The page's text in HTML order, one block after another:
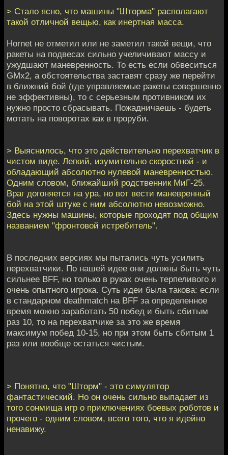
> Стало ясно, что машины "Шторма" располагают
такой отличной вещью, как инертная масса.
Hornet не отметил или не заметил такой вещи, что
ракеты на подвесах сильно учеличивают массу и
ужудшают маневренность. То есть если обвеситься
GMx2, а обстоятельства заставят сразу же перейти
в ближний бой (где управляемые ракеты совершенно
не эффективны), то с серьезным противником их
нужно просто сбрасывать. Пожадничаешь - будеть
мотать на поворотах как в проруби.
> Выяснилось, что это действительно перехватчик в
чистом виде. Легкий, изумительно скоростной - и
обладающий абсолютно нулевой маневренностью.
Одним словом, ближайший родственник МиГ-25.
Враг догоняется на ура, но вот вести маневренный
бой на этой штуке с ним абсолютно невозможно.
Здесь нужны машины, которые проходят под общим
названием "фронтовой истребитель".
В последних версиях мы пытались чуть усилить
перехватчики. По нашей идее они должны быть чуть
сильнее BFF, но только в руках очень терпеливого и
очень опытного игрока. Суть идеи была такова: если
в стандарном deathmatch на BFF за определенное
время можно заработать 50 побед и быть сбитым
раз 10, то на перехватчике за это же время
максимум побед 10-15, но при этом быть сбитым 1
раз или вообще остаться чистым.
> Понятно, что "Шторм" - это симулятор
фантастический. Но он очень сильно выпадает из
того сонмища игр о приключениях боевых роботов и
прочего - одним словом, всего того, что я идейно
ненавижу.